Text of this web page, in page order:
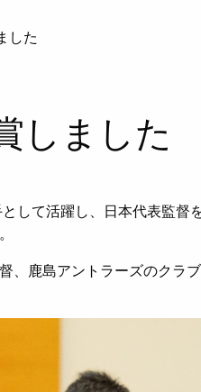
した
しました
して活躍し、日本代表監督
鹿島アントラーズのクラ